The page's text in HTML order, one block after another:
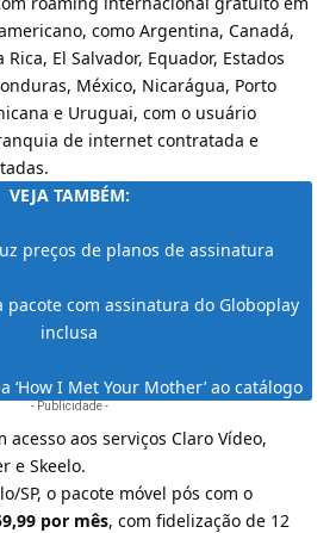
como Argentina, Canadá,
El Salvador, Equador, Estados
México, Nicarágua, Porto
e Uruguai, com o usuário
de internet contratada e
VEJA TAMBÉM:
preços de planos de assinatura
pacote com assinatura do Globoplay
inclusa
‘How I Met Your Mother’ ao catálogo
- Publicidade -
aos serviços Claro Vídeo,
e Skeelo.
SP, o pacote móvel pós com o
por mês, com fidelização de 12